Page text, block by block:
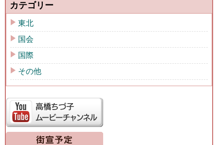
カテゴリー
東北
国会
国際
その他